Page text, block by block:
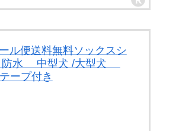
便送料無料ソックスシ
防水 中型犬 /大型犬
ープ付き